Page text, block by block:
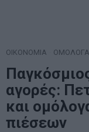
ΟΙΚΟΝΟΜΙΑ ΟΜΟΛΟΓΑ
αγορές:
και
πιέσεων